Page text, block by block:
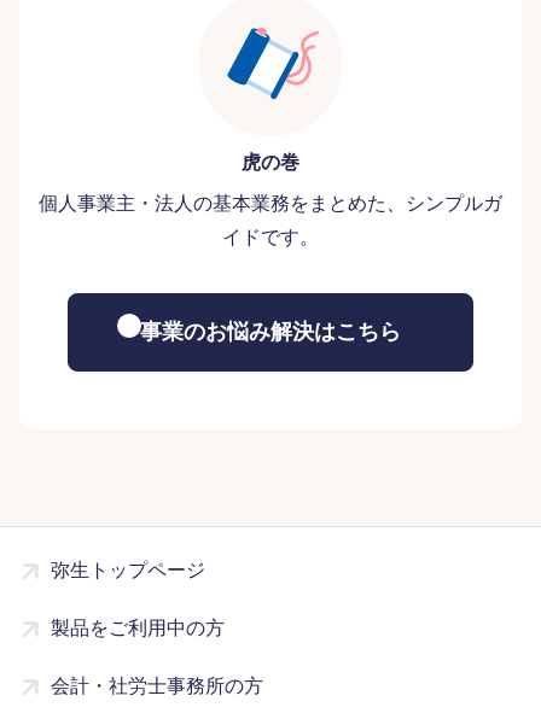
虎の巻
個人事業主・法人の基本業務をまとめた、シンプルガ
イドです。
事業のお悩み解決はこちら
弥生トップページ
製品をご利用中の方
会計・社労士事務所の方